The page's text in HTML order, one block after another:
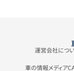
運営会社につ
車の情報メディア